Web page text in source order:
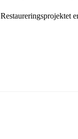
Restaureringsprojektet